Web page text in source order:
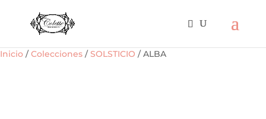
Inicio /Colecciones /SOLSTICIO / ALBA